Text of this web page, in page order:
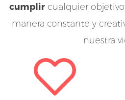
cumplircualquier
manera constante y
nuestra